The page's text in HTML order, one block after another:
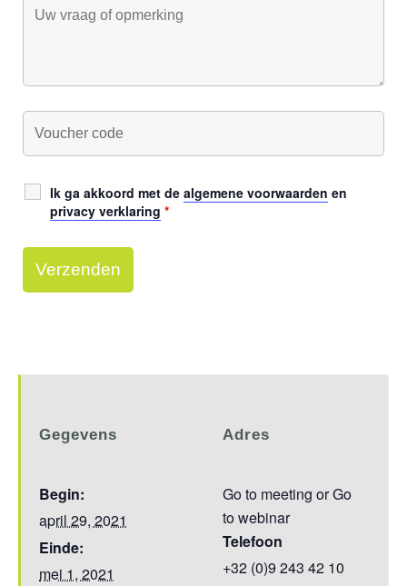
Ik ga akkoord met de algemene voorwaarden en
privacy verklaring *
Gegevens
Begin:
april 29, 2021
Einde:
mei 1, 2021
Adres
Go to meeting or Go
to webinar
Telefoon
+32 (0)9 243 42 10